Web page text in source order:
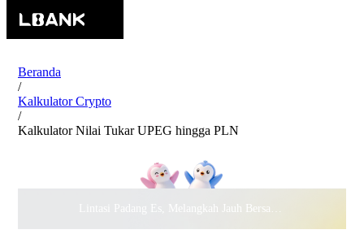
Beranda
/
Kalkulator Crypto
/
Kalkulator Nilai Tukar UPEG hingga PLN
Lintasi Padang Es, Melangkah Jauh Bersama · Rayakan